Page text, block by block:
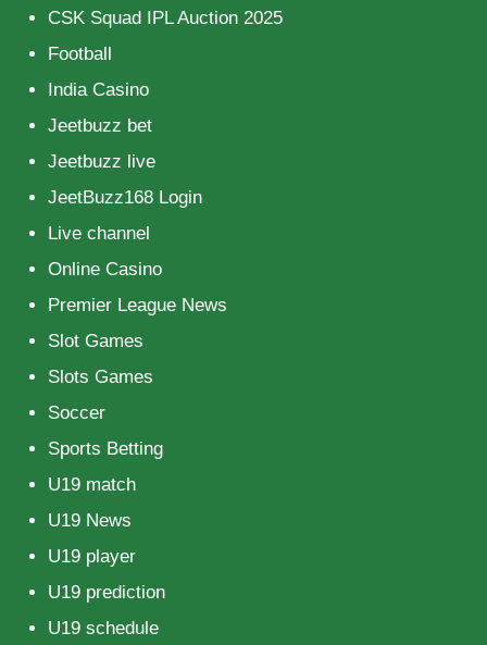
CSK Squad IPL Auction 2025
Football
India Casino
Jeetbuzz bet
Jeetbuzz live
JeetBuzz168 Login
Live channel
Online Casino
Premier League News
Slot Games
Slots Games
Soccer
Sports Betting
U19 match
U19 News
U19 player
U19 prediction
U19 schedule